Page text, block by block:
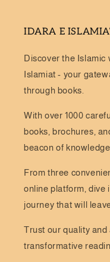
IDARA E
Discover the Islamic
Islamiat - your
through books.
With over 1000
books, brochures,
beacon of
From three
online platform, dive
journey that will
Trust our quality
transformative